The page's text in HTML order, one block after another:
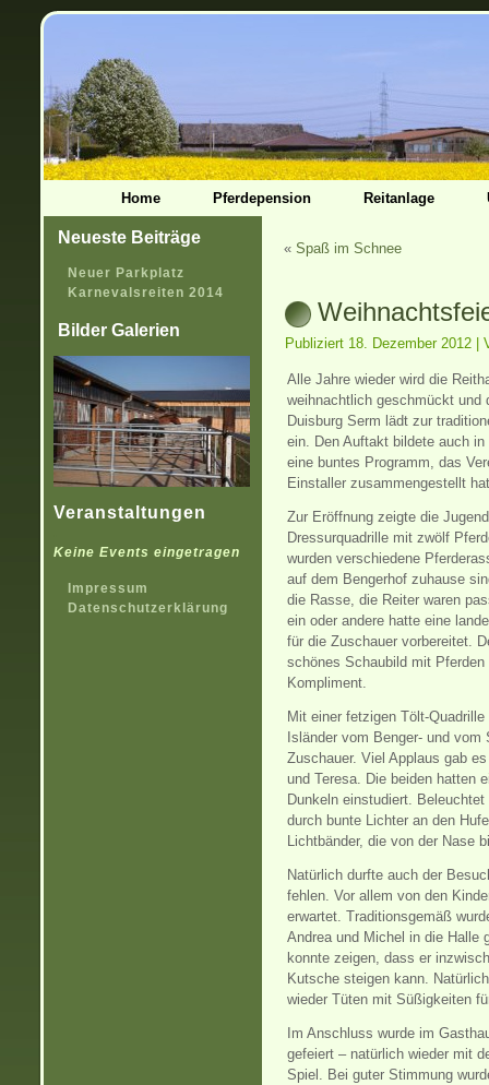
Home Pferdepension Reitanlage
Neueste Beiträge
Neuer Parkplatz
Karnevalsreiten 2014
Bilder Galerien
Veranstaltungen
Keine Events eingetragen
Impressum
Datenschutzerklärung
« Spaß im Schnee
Publiziert 18. Dezember 2012 |
Alle Jahre wieder wird die
weihnachtlich geschmückt und
Duisburg Serm lädt zur
ein. Den Auftakt bildete auch
eine buntes Programm, das
Einstaller zusammengestellt
Zur Eröffnung zeigte die
Dressurquadrille mit zwölf
wurden verschiedene
auf dem Bengerhof zuhause
die Rasse, die Reiter waren
ein oder andere hatte eine
für die Zuschauer vorbereitet.
schönes Schaubild mit
Kompliment.
Mit einer fetzigen Tölt-
Isländer vom Benger- und vom
Zuschauer. Viel Applaus gab
und Teresa. Die beiden hatten
Dunkeln einstudiert. Beleuchtet
durch bunte Lichter an den
Lichtbänder, die von der Nase
Natürlich durfte auch der
fehlen. Vor allem von den
erwartet. Traditionsgemäß
Andrea und Michel in die Halle
konnte zeigen, dass er
Kutsche steigen kann.
wieder Tüten mit Süßigkeiten
Im Anschluss wurde im
gefeiert – natürlich wieder mit
Spiel. Bei guter Stimmung